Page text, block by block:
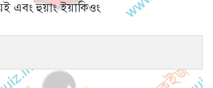
এবং হুয়াং ইয়াকিওং